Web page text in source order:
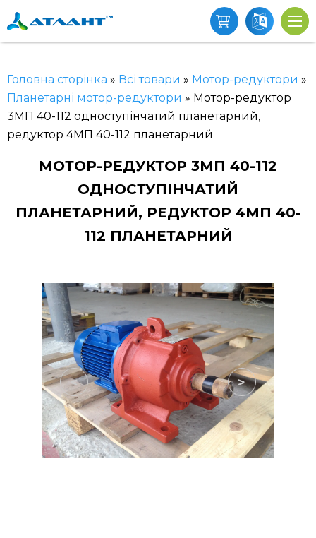
Головна сторінка » Всі товари » Мотор-редуктори »
Планетарні мотор-редуктори » Мотор-редуктор
3МП 40-112 одноступінчатий планетарний,
редуктор 4МП 40-112 планетарний
МОТОР-РЕДУКТОР 3МП 40-112
ОДНОСТУПІНЧАТИЙ
ПЛАНЕТАРНИЙ, РЕДУКТОР 4МП 40-
112 ПЛАНЕТАРНИЙ
< >